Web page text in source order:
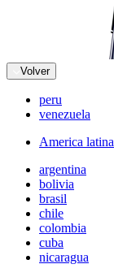
Volver
peru
venezuela
America latina
argentina
bolivia
brasil
chile
colombia
cuba
nicaragua